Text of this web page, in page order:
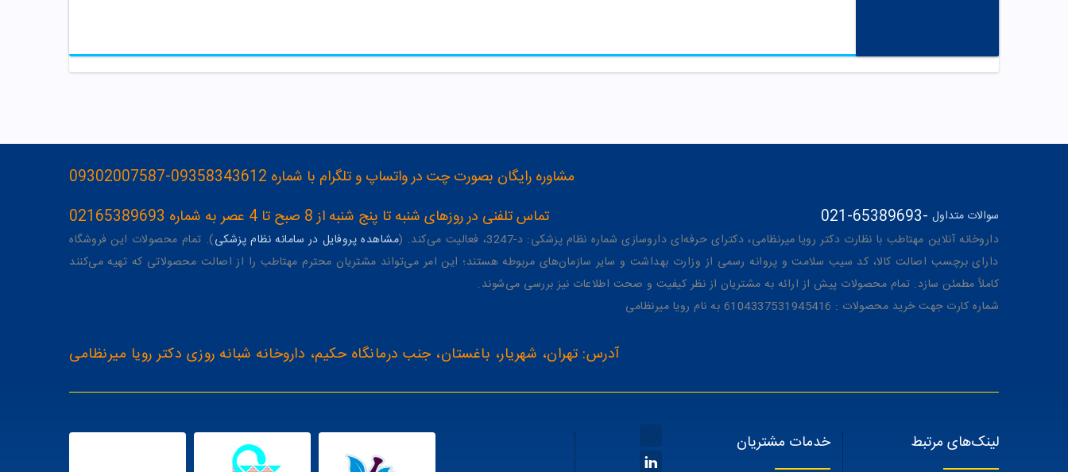
مشاوره رایگان بصورت چت در واتساپ و تلگرام با شماره 09358343612-09302007587
تماس تلفنی در روزهای شنبه تا پنج شنبه از 8 صبح تا 4 عصر به شماره 02165389693
021-65389693 سوالات متداول -
داروخانه آنلاین مهتاطب با نظارت دکتر رویا میرنظامی، دکترای حرفه‌ای داروسازی شماره نظام پزشکی: د-3247، فعالیت می‌کند. ( مشاهده پروفایل در سامانه نظام پزشکی). تمام محصولات این فروشگاه
دارای برچسب اصالت کالا، کد سیب سلامت و پروانه رسمی از وزارت بهداشت و سایر سازمان‌های مربوطه هستند؛ این امر می‌تواند مشتریان محترم مهتاطب را از اصالت محصولاتی که تهیه می‌کنند
کاملاً مطمئن سازد. تمام محصولات پیش از ارائه به مشتریان از نظر کیفیت و صحت اطلاعات نیز بررسی می‌شوند.
شماره کارت جهت خرید محصولات : 6104337531945416 به نام رویا میرنظامی
آدرس: تهران، شهریار، باغستان، جنب درمانگاه حکیم، داروخانه شبانه روزی دکتر رویا میرنظامی
لینک‌های مرتبط خدمات مشتریان